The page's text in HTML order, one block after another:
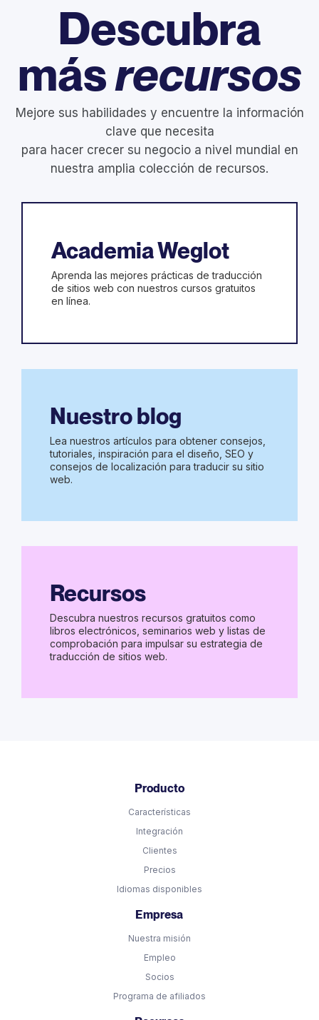
Descubra
másrecursos
Mejore sus habilidades y encuentre la información
clave que necesita
para hacer crecer su negocio a nivel mundial en
nuestra amplia colección de recursos.
Academia Weglot
Aprenda las mejores prácticas de traducción
de sitios web con nuestros cursos gratuitos
en línea.
Nuestro blog
Lea nuestros artículos para obtener consejos,
tutoriales, inspiración para el diseño, SEO y
consejos de localización para traducir su sitio
web.
Recursos
Descubra nuestros recursos gratuitos como
libros electrónicos, seminarios web y listas de
comprobación para impulsar su estrategia de
traducción de sitios web.
Producto
Características
Integración
Clientes
Precios
Idiomas disponibles
Empresa
Nuestra misión
Empleo
Socios
Programa de afiliados